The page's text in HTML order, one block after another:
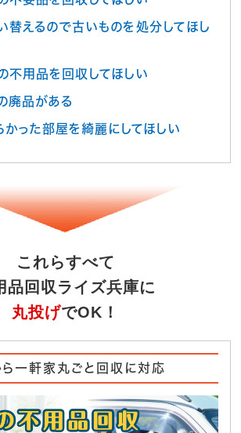
替えるので古いものを処分してほし
不用品を回収してほしい
廃品がある
かった部屋を綺麗にしてほしい
これらすべて
品回収ライズ兵庫に
丸投げでOK！
一軒家丸ごと回収に対応